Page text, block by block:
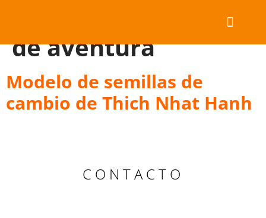
educación
de aventura
Modelo de semillas de
cambio de Thich Nhat Hanh
CONTACTO